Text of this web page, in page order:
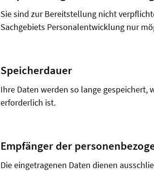
Sie sind zur Bereitstellung nicht
Sachgebiets Personalentwicklung nur
Speicherdauer
Ihre Daten werden so lange gespeichert,
erforderlich ist.
Empfänger der
Die eingetragenen Daten dienen